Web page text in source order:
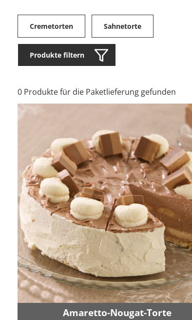
Cremetorten Sahnetorte
Produkte filtern
0 Produkte für die Paketlieferung gefunden
Amaretto-Nougat-Torte